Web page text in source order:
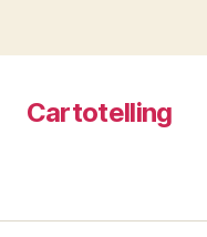
Cartotelling